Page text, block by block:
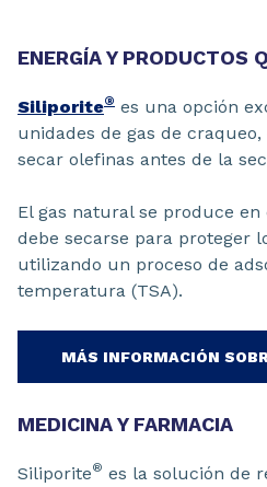
ENERGÍA Y PRODUCTOS
Siliporite® es una opción
unidades de gas de
secar olefinas antes de la
El gas natural se produce
debe secarse para proteger
utilizando un proceso de
temperatura (TSA).
MÁS INFORMACIÓN
MEDICINA Y FARMACIA
Siliporite® es la solución de